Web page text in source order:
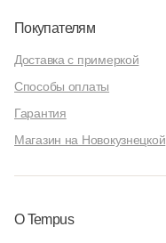
Покупателям
Доставка с примеркой
Способы оплаты
Гарантия
Магазин на Новокузнецкой
О Tempus